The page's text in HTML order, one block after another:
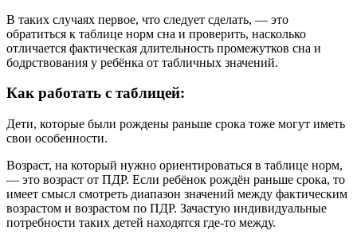
В таких случаях первое, что следует сделать, — это
обратиться к таблице норм сна и проверить, насколько
отличается фактическая длительность промежутков сна и
бодрствования у ребёнка от табличных значений.
Как работать с таблицей:
Дети, которые были рождены раньше срока тоже могут иметь
свои особенности.
Возраст, на который нужно ориентироваться в таблице норм,
— это возраст от ПДР. Если ребёнок рождён раньше срока, то
имеет смысл смотреть диапазон значений между фактическим
возрастом и возрастом по ПДР. Зачастую индивидуальные
потребности таких детей находятся где-то между.